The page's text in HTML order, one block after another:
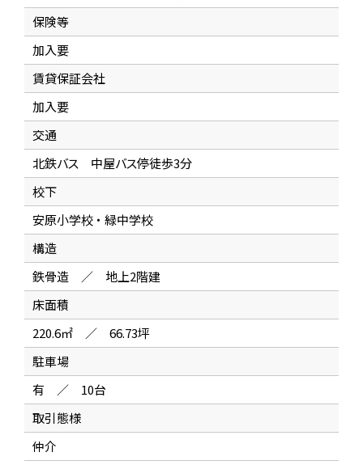
保険等
加入要
賃貸保証会社
加入要
交通
北鉄バス 中屋バス停徒歩3分
校下
安原小学校 ・ 緑中学校
構造
鉄骨造 ／ 地上2階建
床面積
220.6㎡ ／ 66.73坪
駐車場
有 ／ 10台
取引態様
仲介